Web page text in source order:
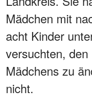
Mädchen mit
acht Kinder
versuchten,
Mädchens zu
nicht.